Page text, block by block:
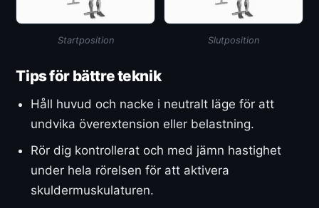
Startposition Slutposition
Tips för bättre teknik
Håll huvud och nacke i neutralt läge för att
undvika överextension eller belastning.
Rör dig kontrollerat och med jämn hastighet
under hela rörelsen för att aktivera
skuldermuskulaturen.